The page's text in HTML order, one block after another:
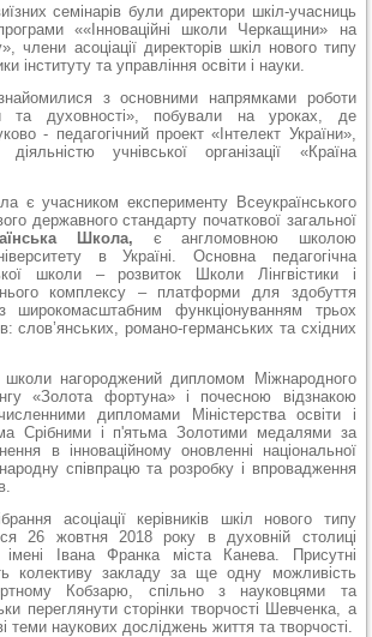
семінарів були директори шкіл-учасниць
««Інноваційні школи Черкащини» на
члени асоціації директорів шкіл нового типу
інституту та управління освіти і науки.
з основними напрямками роботи
та духовності», побували на уроках, де
- педагогічний проект «Інтелект України»,
учнівської організації «Країна
учасником експерименту Всеукраїнського
державного стандарту початкової загальної
Школа, є англомовною школою
в Україні. Основна педагогічна
школи – розвиток Школи Лінгвістики і
комплексу – платформи для здобуття
широкомасштабним функціонуванням трьох
слов’янських, романо-германських та східних
нагороджений дипломом Міжнародного
«Золота фортуна» і почесною відзнакою
дипломами Міністерства освіти і
Срібними і п'ятьма Золотими медалями за
в інноваційному оновленні національної
співпрацю та розробку і впровадження
асоціації керівників шкіл нового типу
26 жовтня 2018 року в духовній столиці
імені Івана Франка міста Канева. Присутні
колективу закладу за ще одну можливість
Кобзарю, спільно з науковцями та
переглянути сторінки творчості Шевченка, а
теми наукових досліджень життя та творчості.